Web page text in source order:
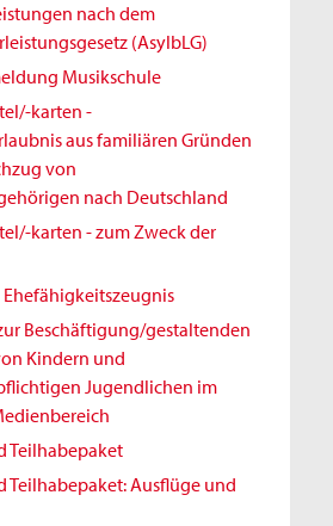
nach dem
(AsylbLG)
Musikschule
karten -
aus familiären Gründen
von
nach Deutschland
karten - zum Zweck der
Beschäftigung/gestaltenden
Kindern und
Jugendlichen im
Teilhabepaket
Teilhabepaket: Ausflüge und